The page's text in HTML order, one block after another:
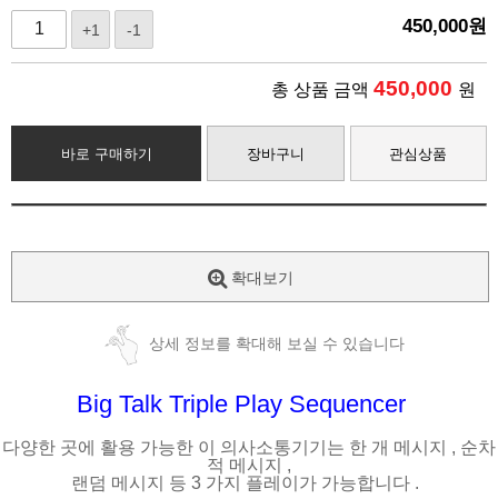
+1 -1 450,000원
총 상품 금액 450,000 원
바로 구매하기 장바구니 관심상품
확대보기
상세 정보를 확대해 보실 수 있습니다
Big Talk Triple Play Sequencer
다양한 곳에 활용 가능한 이 의사소통기기는 한 개 메시지 , 순차
적 메시지 ,
랜덤 메시지 등 3 가지 플레이가 가능합니다 .